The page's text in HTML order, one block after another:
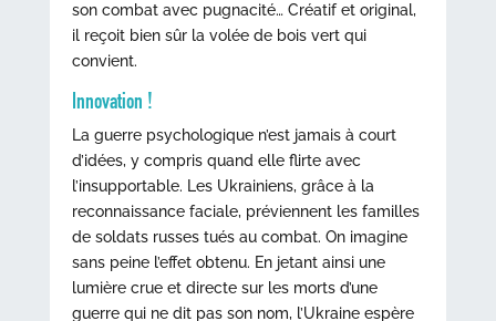
son combat avec pugnacité… Créatif et original,
il reçoit bien sûr la volée de bois vert qui
convient.
Innovation !
La guerre psychologique n’est jamais à court
d’idées, y compris quand elle flirte avec
l’insupportable. Les Ukrainiens, grâce à la
reconnaissance faciale, préviennent les familles
de soldats russes tués au combat. On imagine
sans peine l’effet obtenu. En jetant ainsi une
lumière crue et directe sur les morts d’une
guerre qui ne dit pas son nom, l’Ukraine espère